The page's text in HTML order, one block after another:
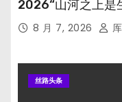
2026“山河之上是
8 月 7, 2026
丝路头条